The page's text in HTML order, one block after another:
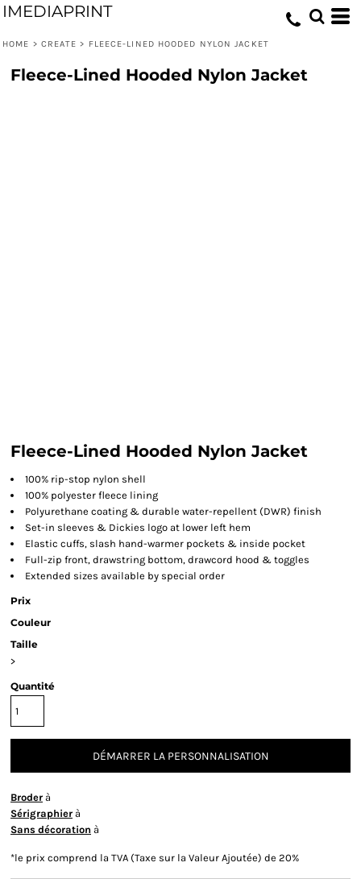
IMEDIAPRINT
HOME > CREATE > FLEECE-LINED HOODED NYLON JACKET
Fleece-Lined Hooded Nylon Jacket
Fleece-Lined Hooded Nylon Jacket
100% rip-stop nylon shell
100% polyester fleece lining
Polyurethane coating & durable water-repellent (DWR) finish
Set-in sleeves & Dickies logo at lower left hem
Elastic cuffs, slash hand-warmer pockets & inside pocket
Full-zip front, drawstring bottom, drawcord hood & toggles
Extended sizes available by special order
Prix
Couleur
Taille
>
Quantité
DÉMARRER LA PERSONNALISATION
Broder à
Sérigraphier à
Sans décoration à
*le prix comprend la TVA (Taxe sur la Valeur Ajoutée) de 20%